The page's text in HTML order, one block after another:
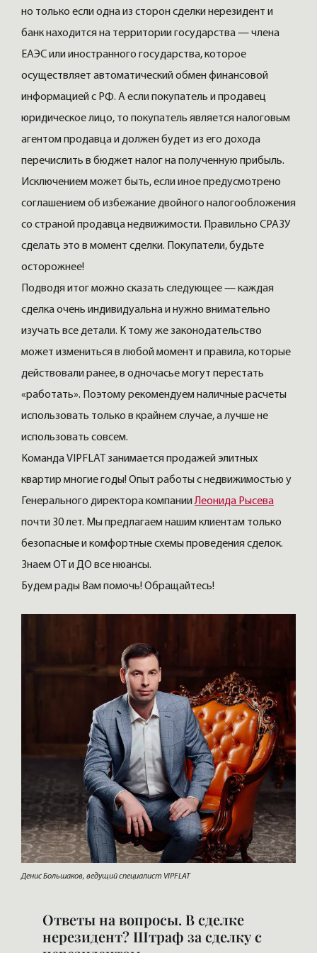
но только если одна из сторон сделки нерезидент и
банк находится на территории государства — члена
ЕАЭС или иностранного государства, которое
осуществляет автоматический обмен финансовой
информацией с РФ. А если покупатель и продавец
юридическое лицо, то покупатель является налоговым
агентом продавца и должен будет из его дохода
перечислить в бюджет налог на полученную прибыль.
Исключением может быть, если иное предусмотрено
соглашением об избежание двойного налогообложения
со страной продавца недвижимости. Правильно СРАЗУ
сделать это в момент сделки. Покупатели, будьте
осторожнее!
Подводя итог можно сказать следующее — каждая
сделка очень индивидуальна и нужно внимательно
изучать все детали. К тому же законодательство
может измениться в любой момент и правила, которые
действовали ранее, в одночасье могут перестать
«работать». Поэтому рекомендуем наличные расчеты
использовать только в крайнем случае, а лучше не
использовать совсем.
Команда VIPFLAT занимается продажей элитных
квартир многие годы! Опыт работы с недвижимостью у
Генерального директора компанииЛеонида Рысева
почти 30 лет. Мы предлагаем нашим клиентам только
безопасные и комфортные схемы проведения сделок.
Знаем ОТ и ДО все нюансы.
Будем рады Вам помочь! Обращайтесь!
Денис Большаков, ведущий специалист VIPFLAT
Ответы на вопросы. В сделке
нерезидент? Штраф за сделку с